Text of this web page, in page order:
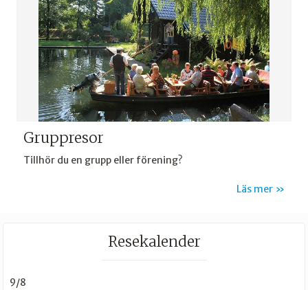
Gruppresor
Tillhör du en grupp eller förening?
Läs mer
Resekalender
9/8